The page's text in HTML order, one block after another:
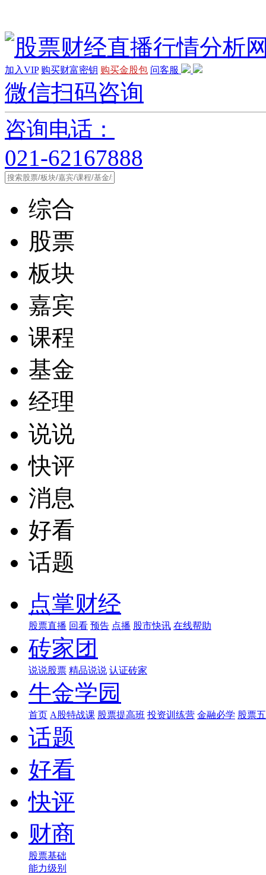
加入VIP 购买财富密钥 购买金股包 问客服
微信扫码咨询
咨询电话：
021-62167888
综合
股票
板块
嘉宾
课程
基金
经理
说说
快评
消息
好看
话题
点掌财经
股票直播 回看 预告 点播 股市快讯 在线帮助
砖家团
说说股票 精品说说 认证砖家
牛金学园
首页 A股特战课 股票提高班 投资训练营 金融必学 股票
话题
好看
快评
财商
股票基础
能力级别